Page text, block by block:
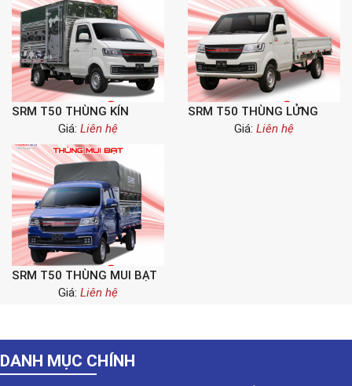
SRM T50 THÙNG KÍN
Giá: Liên hệ
SRM T50 THÙNG LỬNG
Giá: Liên hệ
SRM T50 THÙNG MUI BẠT
Giá: Liên hệ
DANH MỤC CHÍNH